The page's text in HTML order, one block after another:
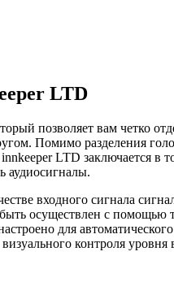
LTD
позволяет вам четко
Помимо разделения
LTD заключается в
аудиосигналы.
входного сигнала
осуществлен с помощью
для
контроля уровня